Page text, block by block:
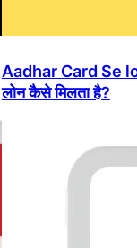
Aadhar Card Se
लोन कैसे मिलता है?